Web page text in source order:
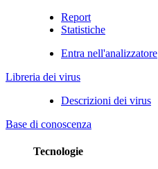
Report
Statistiche
Entra nell'analizzatore
Libreria dei virus
Descrizioni dei virus
Base di conoscenza
Tecnologie